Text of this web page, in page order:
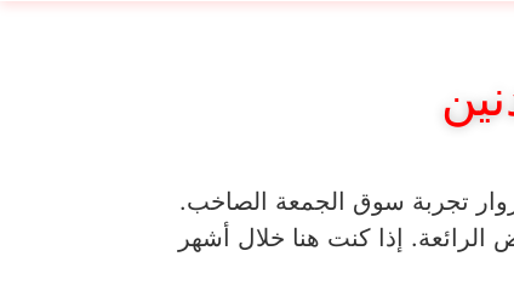
تجربة سوق الجمعة الصاخب.
الرائعة. إذا كنت هنا خلال أشهر